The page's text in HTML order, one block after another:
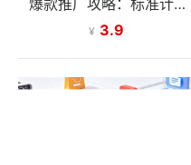
爆款推广攻略：标准计划
+人群打法+全站推广，手把
¥ 3.9